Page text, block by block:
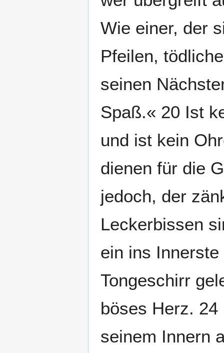
Wie einer, der
Pfeilen,
seinen
Spaß.« 20 Ist
und ist kein
dienen für die
jedoch, der
Leckerbissen
ein ins
Tongeschirr
böses Herz.
seinem Innern